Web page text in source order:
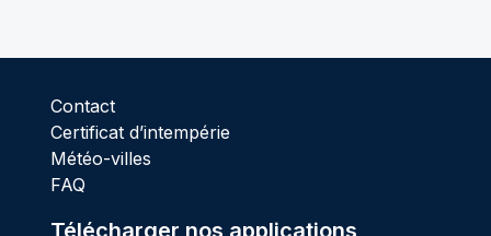
Contact
Certificat d’intempérie
Météo-villes
FAQ
Télécharger nos applications